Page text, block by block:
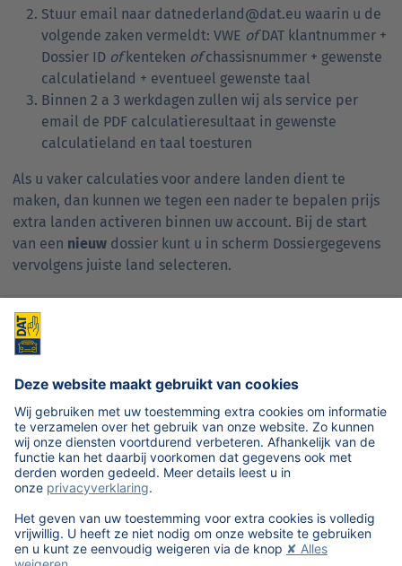
Stuur email naar datnederland@dat.eu waarin u de
volgende zaken vermeldt: VWE ofDAT klantnummer +
Dossier ID ofkenteken ofchassisnummer + gewenste
calculatieland + eventueel gewenste taal
Binnen 2 a 3 werkdagen zullen wij als service per
email de PDF calculatieresultaat in gewenste
calculatieland en taal toesturen
Als u vaker calculaties voor andere landen dient te
maken, dan kunnen we tegen een nader te bepalen prijs
extra landen activeren binnen uw account. Bij de start
van een nieuw dossier kunt u in scherm Dossiergegevens
vervolgens juiste land selecteren.
BELANGRIJK! De afspraak 1 uur = 10 AE is een Nederlandse
afspraak. Deze calculatie instelling dient tijdelijk
uitgezet te worden om daadwerkelijk conform normen en